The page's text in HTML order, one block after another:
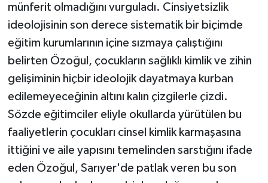
münferit olmadığını vurguladı. Cinsiyetsizlik
ideolojisinin son derece sistematik bir biçimde
eğitim kurumlarının içine sızmaya çalıştığını
belirten Özoğul, çocukların sağlıklı kimlik ve zihin
gelişiminin hiçbir ideolojik dayatmaya kurban
edilemeyeceğinin altını kalın çizgilerle çizdi.
Sözde eğitimciler eliyle okullarda yürütülen bu
faaliyetlerin çocukları cinsel kimlik karmaşasına
ittiğini ve aile yapısını temelinden sarstığını ifade
eden Özoğul, Sarıyer'de patlak veren bu son